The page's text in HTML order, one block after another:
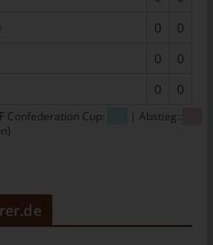
0
0
0
0
0 0
Confederation Cup:
| Abstieg::
Verantwortung des
befugt sind, die
Person freiwillig für den
und unmissverständlich
in Form einer Erklärung oder
gibt, dass sie mit der
personenbezogenen Daten